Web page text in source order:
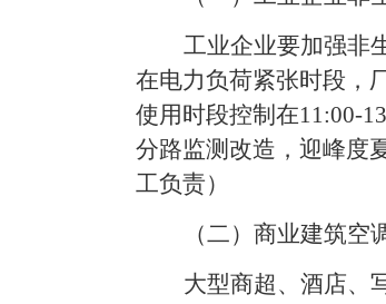
工业企业要加强非
在电力负荷紧张时段，
使用时段控制在11:00-
分路监测改造，迎峰度
工负责）
（二）商业建筑空
大型商超、酒店、